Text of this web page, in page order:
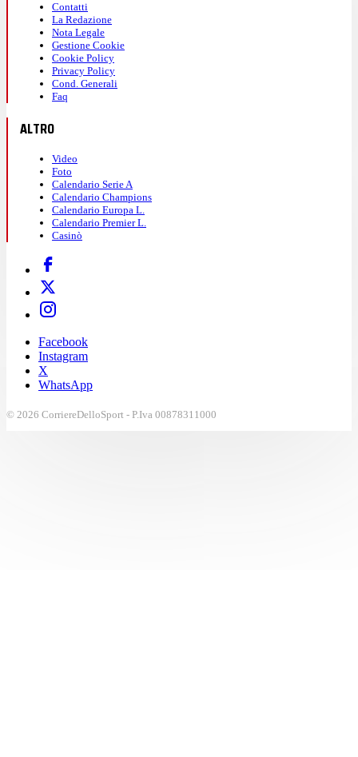
Contatti
La Redazione
Nota Legale
Gestione Cookie
Cookie Policy
Privacy Policy
Cond. Generali
Faq
ALTRO
Video
Foto
Calendario Serie A
Calendario Champions
Calendario Europa L.
Calendario Premier L.
Casinò
Facebook
Instagram
X
WhatsApp
© 2026 CorriereDelloSport - P.Iva 00878311000